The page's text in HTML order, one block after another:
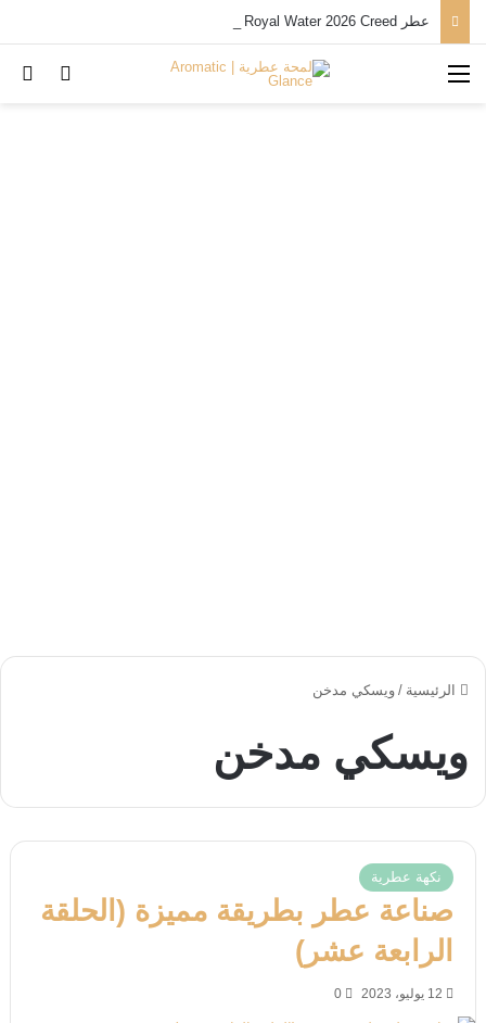
عطر Royal Water 2026 Creed من كريد
تسجيل القائمة
الرئيسية / ويسكي مدخن
ويسكي مدخن
نكهة عطرية
صناعة عطر بطريقة مميزة (الحلقة
الرابعة عشر)
12 يوليو، 2023 0